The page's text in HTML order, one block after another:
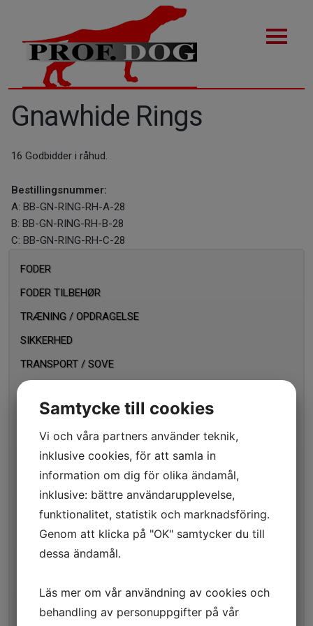
FODER
FODER TILBEHØR
TRÆNING / OPDRAGELSE
SIKKERHED
TRANSPORT / SOVE
HUNDE OG KATTE DØRE
LEGETØJ
Bristle Bone
Bouncy Bone
Gnawhide Rings
Waggle
Biscuit Bouncer
Biscuit Block
Gnawhide Rings
16 Godbidder i råhud.
Bestillingsnummer:
A: BB-GN-RING-RH-A-28
B: BB-GN-RING-RH-B-28
C: BB-GN-RING-RH-C-28
Samtycke till cookies
Vi och våra partners använder teknik,
inklusive cookies, för att samla in
information om dig för olika ändamål,
inklusive: bättre användarupplevelse,
funktionalitet, statistik och marknadsföring.
Genom att klicka på "OK" samtycker du till
dessa ändamål.
Läs mer om vår användning av cookies och
behandling av personuppgifter på vår